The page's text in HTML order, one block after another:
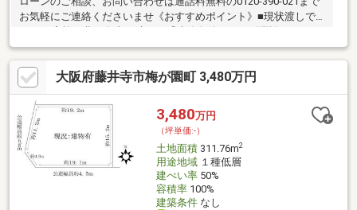
お気軽にご連絡くださいませ《おすすめポイント》■現状渡しで
て》●藤井寺小学校 徒歩約8分(約600ｍ)●第三中学校 徒歩約12
分(約900ｍ)【お客様へ】当社では諸事情によりインターネットに
掲載されていない物件も多数取り扱っておりますお気軽にお問い
合わせくださいませ
大阪府藤井寺市梅が園町 3,480万円
3,480万円
（坪単価:-）
土地面積311.76m2
用途地域１種低層
建ぺい率50%
容積率100%
建築条件なし